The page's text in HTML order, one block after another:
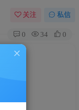
关注 私信
0 34 0